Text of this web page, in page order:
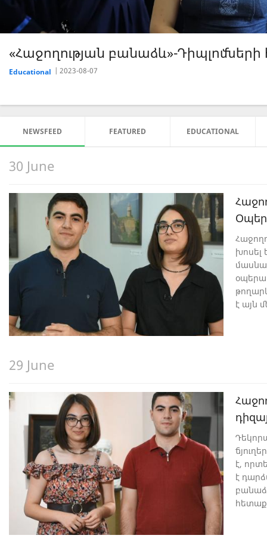
«Հաջողության բանաձև»-Սոցիալ-
Educational 2023-07-26
NEWSFEED FEATURED EDUCATIONAL
30 June
է այն
29 June
է,
է